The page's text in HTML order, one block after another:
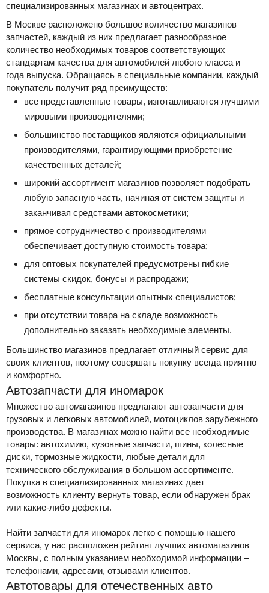
специализированных магазинах и автоцентрах.
В Москве расположено большое количество магазинов
запчастей, каждый из них предлагает разнообразное
количество необходимых товаров соответствующих
стандартам качества для автомобилей любого класса и
года выпуска. Обращаясь в специальные компании, каждый
покупатель получит ряд преимуществ:
все представленные товары, изготавливаются лучшими
мировыми производителями;
большинство поставщиков являются официальными
производителями, гарантирующими приобретение
качественных деталей;
широкий ассортимент магазинов позволяет подобрать
любую запасную часть, начиная от систем защиты и
заканчивая средствами автокосметики;
прямое сотрудничество с производителями
обеспечивает доступную стоимость товара;
для оптовых покупателей предусмотрены гибкие
системы скидок, бонусы и распродажи;
бесплатные консультации опытных специалистов;
при отсутствии товара на складе возможность
дополнительно заказать необходимые элементы.
Большинство магазинов предлагает отличный сервис для
своих клиентов, поэтому совершать покупку всегда приятно
и комфортно.
Автозапчасти для иномарок
Множество автомагазинов предлагают автозапчасти для
грузовых и легковых автомобилей, мотоциклов зарубежного
производства. В магазинах можно найти все необходимые
товары: автохимию, кузовные запчасти, шины, колесные
диски, тормозные жидкости, любые детали для
технического обслуживания в большом ассортименте.
Покупка в специализированных магазинах дает
возможность клиенту вернуть товар, если обнаружен брак
или какие-либо дефекты.
Найти запчасти для иномарок легко с помощью нашего
сервиса, у нас расположен рейтинг лучших автомагазинов
Москвы, с полным указанием необходимой информации –
телефонами, адресами, отзывами клиентов.
Автотовары для отечественных авто